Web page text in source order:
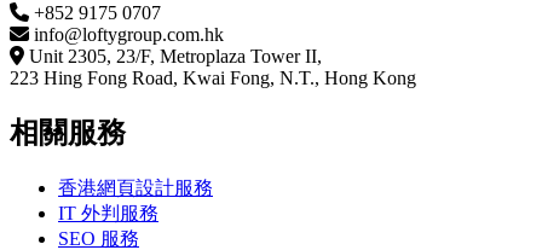
+852 9175 0707
info@loftygroup.com.hk
Unit 2305, 23/F, Metroplaza Tower II,
223 Hing Fong Road, Kwai Fong, N.T., Hong Kong
相關服務
香港網頁設計服務
IT 外判服務
SEO 服務